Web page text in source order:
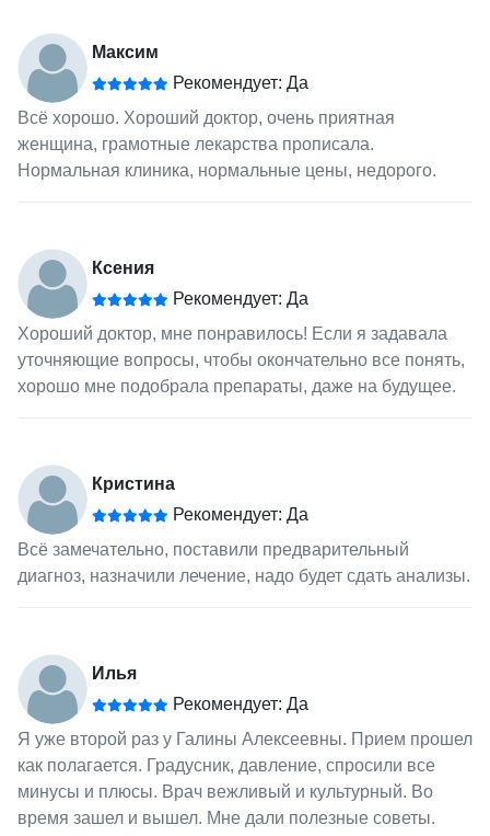
Максим
Рекомендует: Да
Всё хорошо. Хороший доктор, очень приятная
женщина, грамотные лекарства прописала.
Нормальная клиника, нормальные цены, недорого.
Ксения
Рекомендует: Да
Хороший доктор, мне понравилось! Если я задавала
уточняющие вопросы, чтобы окончательно все понять,
хорошо мне подобрала препараты, даже на будущее.
Кристина
Рекомендует: Да
Всё замечательно, поставили предварительный
диагноз, назначили лечение, надо будет сдать анализы.
Илья
Рекомендует: Да
Я уже второй раз у Галины Алексеевны. Прием прошел
как полагается. Градусник, давление, спросили все
минусы и плюсы. Врач вежливый и культурный. Во
время зашел и вышел. Мне дали полезные советы.